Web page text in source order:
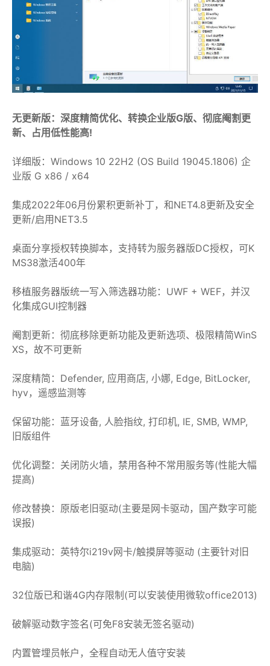
无更新版：深度精简优化、转换企业版G版、彻底阉割更
新、占用低性能高!
详细版：Windows 10 22H2 (OS Build 19045.1806) 企
业版 G x86 / x64
集成2022年06月份累积更新补丁，和NET4.8更新及安全
更新/启用NET3.5
桌面分享授权转换脚本，支持转为服务器版DC授权，可K
MS38激活400年
移植服务器版统一写入筛选器功能：UWF + WEF，并汉
化集成GUI控制器
阉割更新：彻底移除更新功能及更新选项、极限精简WinS
XS，故不可更新
深度精简：Defender, 应用商店, 小娜, Edge, BitLocker,
hyv，遥感监测等
保留功能：蓝牙设备, 人脸指纹, 打印机, IE, SMB, WMP,
旧版组件
优化调整：关闭防火墙，禁用各种不常用服务等(性能大幅
提高)
修改替换：原版老旧驱动(主要是网卡驱动，国产数字可能
误报)
集成驱动：英特尔i219v网卡/触摸屏等驱动 (主要针对旧
电脑)
32位版已和谐4G内存限制(可以安装使用微软office2013)
破解驱动数字签名(可免F8安装无签名驱动)
内置管埋员帐户，全程自动无人值守安装